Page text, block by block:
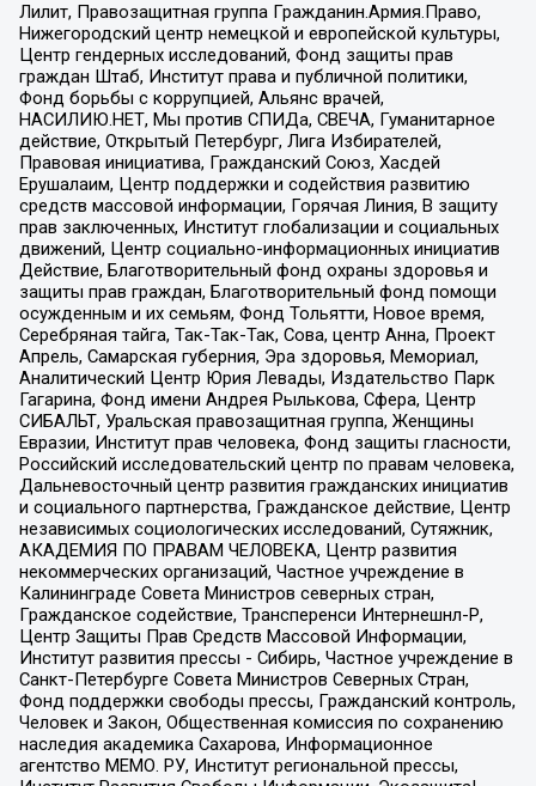
Лилит, Правозащитная группа Гражданин.Армия.Право,
Нижегородский центр немецкой и европейской культуры,
Центр гендерных исследований, Фонд защиты прав
граждан Штаб, Институт права и публичной политики,
Фонд борьбы с коррупцией, Альянс врачей,
НАСИЛИЮ.НЕТ, Мы против СПИДа, СВЕЧА, Гуманитарное
действие, Открытый Петербург, Лига Избирателей,
Правовая инициатива, Гражданский Союз, Хасдей
Ерушалаим, Центр поддержки и содействия развитию
средств массовой информации, Горячая Линия, В защиту
прав заключенных, Институт глобализации и социальных
движений, Центр социально-информационных инициатив
Действие, Благотворительный фонд охраны здоровья и
защиты прав граждан, Благотворительный фонд помощи
осужденным и их семьям, Фонд Тольятти, Новое время,
Серебряная тайга, Так-Так-Так, Сова, центр Анна, Проект
Апрель, Самарская губерния, Эра здоровья, Мемориал,
Аналитический Центр Юрия Левады, Издательство Парк
Гагарина, Фонд имени Андрея Рылькова, Сфера, Центр
СИБАЛЬТ, Уральская правозащитная группа, Женщины
Евразии, Институт прав человека, Фонд защиты гласности,
Российский исследовательский центр по правам человека,
Дальневосточный центр развития гражданских инициатив
и социального партнерства, Гражданское действие, Центр
независимых социологических исследований, Сутяжник,
АКАДЕМИЯ ПО ПРАВАМ ЧЕЛОВЕКА, Центр развития
некоммерческих организаций, Частное учреждение в
Калининграде Совета Министров северных стран,
Гражданское содействие, Трансперенси Интернешнл-Р,
Центр Защиты Прав Средств Массовой Информации,
Институт развития прессы - Сибирь, Частное учреждение в
Санкт-Петербурге Совета Министров Северных Стран,
Фонд поддержки свободы прессы, Гражданский контроль,
Человек и Закон, Общественная комиссия по сохранению
наследия академика Сахарова, Информационное
агентство МЕМО. РУ, Институт региональной прессы,